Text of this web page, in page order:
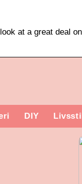
at a great deal on
DIY